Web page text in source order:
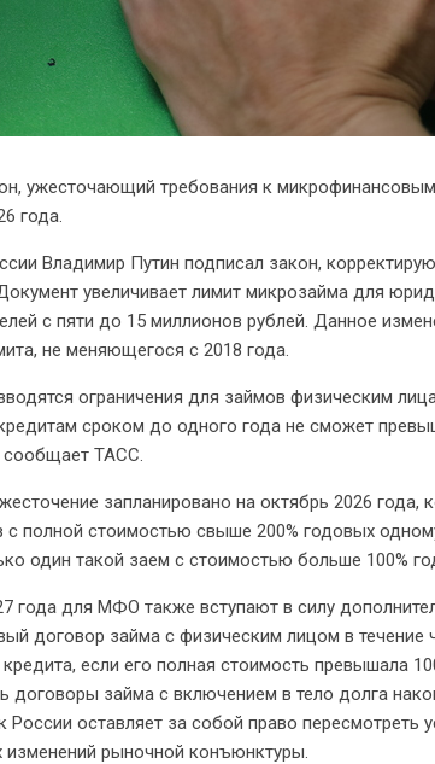
ужесточающий требования к
года.
Владимир Путин подписал закон,
увеличивает лимит микрозайма для
с пяти до 15 миллионов рублей. Данное
не меняющегося с 2018 года.
ограничения для займов физическим
сроком до одного года не сможет
сообщает ТАСС.
запланировано на октябрь 2026
с полной стоимостью свыше 200% годовых
один такой заем с стоимостью больше 100%
года для МФО также вступают в силу
договор займа с физическим лицом в течение
если его полная стоимость превышала
договоры займа с включением в тело долга
России оставляет за собой право пересмотреть
изменений рыночной конъюнктуры.